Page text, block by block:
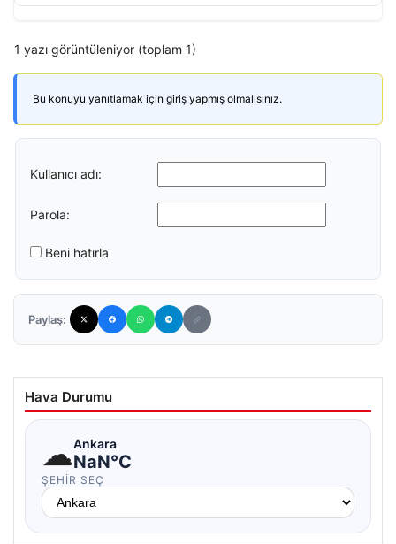
1 yazı görüntüleniyor (toplam 1)
Bu konuyu yanıtlamak için giriş yapmış olmalısınız.
Kullanıcı adı:
Parola:
Beni hatırla
Paylaş:
Hava Durumu
☁Ankara
NaN°C
ŞEHIR SEÇ